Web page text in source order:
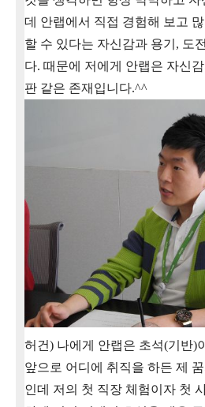
데 안랩에서 직접 경험해 보고
할 수 있다는 자신감과 용기, 도
다. 때문에 저에게 안랩은 자신
판 같은 존재입니다.^^
허건) 나에게 안랩은 초석(기반)
앞으로 어디에 취직을 하든 제
인데 저의 첫 직장 체험이자 첫